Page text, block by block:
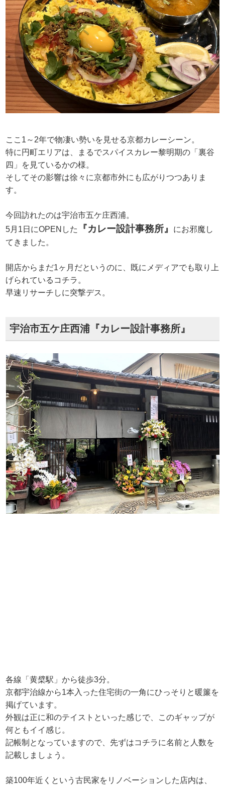
ここ1～2年で物凄い勢いを見せる京都カレーシーン。
特に円町エリアは、まるでスパイスカレー黎明期の「裏谷
四」を見ているかの様。
そしてその影響は徐々に京都市外にも広がりつつありま
す。
今回訪れたのは宇治市五ケ庄西浦。
5月1日にOPENした
『カレー設計事務所』
にお邪魔し
てきました。
開店からまだ1ヶ月だというのに、既にメディアでも取り上
げられているコチラ。
早速リサーチしに突撃デス。
宇治市五ケ庄西浦『カレー設計事務所』
各線「黄檗駅」から徒歩3分。
京都宇治線から1本入った住宅街の一角にひっそりと暖簾を
掲げています。
外観は正に和のテイストといった感じで、このギャップが
何ともイイ感じ。
記帳制となっていますので、先ずはコチラに名前と人数を
記載しましょう。
築100年近くという古民家をリノベーションした店内は、